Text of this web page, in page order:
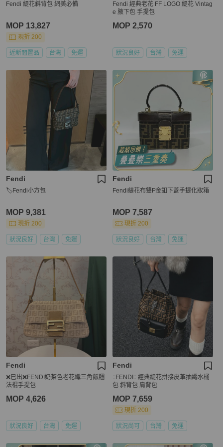
Fendi 緹花斜背包 網美必備
MOP 13,827
現折 200
近新閒置品 台灣 免運
Fendi 經典老花 FF LOGO 緹花 Vintag
e 腋下包 手提包
MOP 2,570
狀況良好 台灣 免運
Fendi
🏷Fendi小方包
MOP 9,381
現折 200
狀況良好 台灣 免運
Fendi
Fendi緹花布雙F金釦下蓋手提化妝箱
MOP 7,587
現折 200
狀況良好 台灣 免運
Fendi
❌已出❌FENDI奶茶色老花織三角飯糰
法棍手提包
MOP 4,626
狀況良好 台灣 免運
Fendi
::FENDI:: 經典緹花拼接皮革抽繩水桶
包 斜背包 肩背包
MOP 7,659
現折 200
狀況尚可 台灣 免運